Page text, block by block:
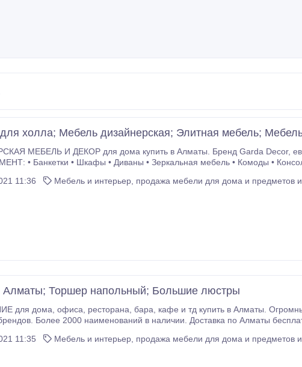
холла; Мебель дизайнерская; Элитная мебель;
И ДЕКОР для дома купить в Алматы. Бренд Garda Decor, европейское качество по доступным ценам!!!
• Кресла • Кровати и матрасы • Стулья •
работы: Понедельник-пятница с 10:00 до 19:00 Тел.
11:36 Мебель и интерьер, продажа мебели для дома и предметов
Алматы; Торшер напольный; Большие люстры
в Алматы. Огромный ассортимент в наличии и под заказ.
Более 2000 наименований в наличии. Доставка по Алматы бесплатно! Бренды
Торшеры
11:35 Мебель и интерьер, продажа мебели для дома и предметов